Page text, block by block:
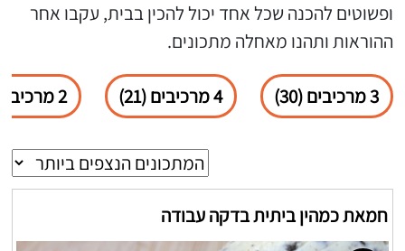
ופשוטים להכנה שכל אחד יכול להכין בבית, עקבו אחר
ההוראות ותהנו מאחלה מתכונים.
3 מרכיבים (30) 4 מרכיבים (21) 2 מרכיבים (18)
חמאת כמהין ביתית בדקה עבודה